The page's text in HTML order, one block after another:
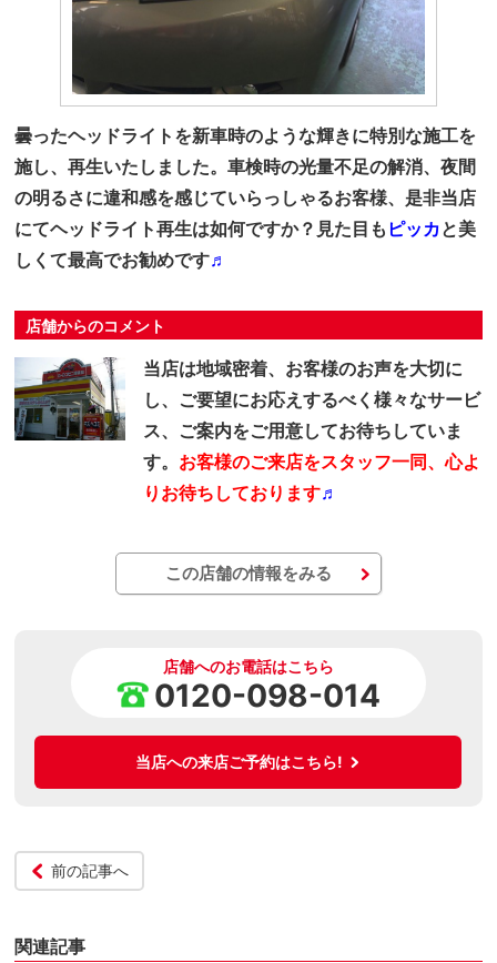
曇ったヘッドライトを新車時のような輝きに特別な施工を
施し、再生いたしました。車検時の光量不足の解消、夜間
の明るさに違和感を感じていらっしゃるお客様、是非当店
にてヘッドライト再生は如何ですか？見た目も ピッカと美
しくて最高でお勧めです♬
店舗からのコメント
当店は地域密着、お客様のお声を大切に
し、ご要望にお応えするべく様々なサービ
ス、ご案内をご用意してお待ちしていま
す。 お客様のご来店をスタッフ一同、心よ
りお待ちしております♬
この店舗の情報をみる
店舗へのお電話はこちら
0120-098-014
当店への来店ご予約はこちら!
前の記事へ
関連記事